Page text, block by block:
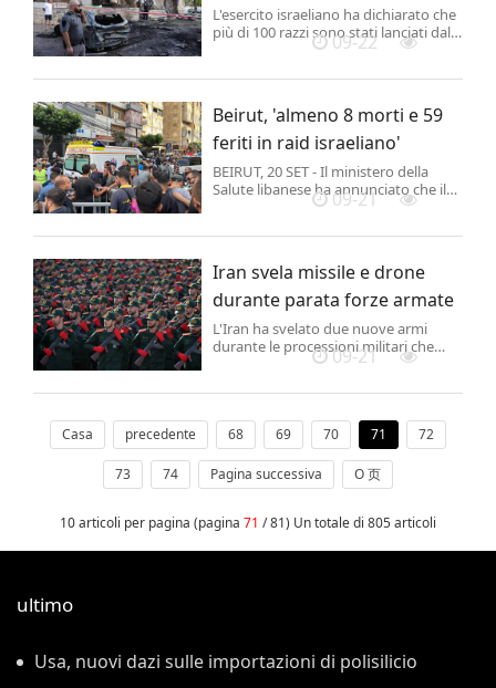
L'esercito israeliano ha dichiarato che
più di 100 razzi sono stati lanciati dal
Libano nelle prime ore di stamane,
stavano lavorando per spegnere gli
09-22
Beirut, 'almeno 8 morti e 59
feriti in raid israeliano'
BEIRUT, 20 SET - Il ministero della
Salute libanese ha annunciato che il
bilancio del raid israeliano alla
Hezbollah, è salito ad otto morti e 59
era diretto ad obiettivi mirati.
09-21
Iran svela missile e drone
durante parata forze armate
L'Iran ha svelato due nuove armi
durante le processioni militari che
segnano l'inizio della Settimana della
della guerra Iran-Iraq (1980-1988).
09-21
Casa precedente 68 69 70 71 72
73 74 Pagina successiva O 页
10 articoli per pagina (pagina 71 / 81) Un totale di 805 articoli
ultimo
Usa, nuovi dazi sulle importazioni di polisilicio